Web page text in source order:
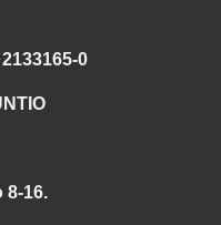
0
8-16.